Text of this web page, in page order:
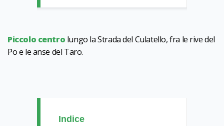
Piccolo centro lungo la Strada del Culatello, fra le rive del
Po e le anse del Taro.
Indice